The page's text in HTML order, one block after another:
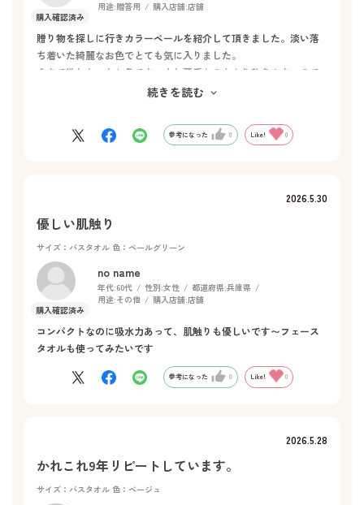
用途:贈答用 購入店舗:店舗
贈り物を探しに行きカラーペールを紹介して頂きました。淡い落
ち着いた綺麗なお色でとても気に入りました。
今まで欲しかったお色です。少し薄手なのもより乾きやすいので
続きを読む
参考になった 0 Like! 0
2026.5.30
優しい肌触り
サイズ：バスタオル 色：ペールグリーン
no name
年代:60代 性別:女性 都道府県:兵庫県
用途:その他 購入店舗:店舗
コンパクトなのに吸水力あって、肌触りも優しいです〜フェース
タオルも使ってみたいです
参考になった 0 Like! 0
2026.5.28
かれこれ9年リピートしています。
サイズ：バスタオル 色：ベージュ